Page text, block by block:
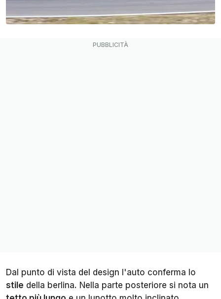
Dal punto di vista del design l'auto conferma lo
stile della berlina. Nella parte posteriore si nota un